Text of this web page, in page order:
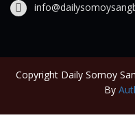
Copyright Daily Somoy
By